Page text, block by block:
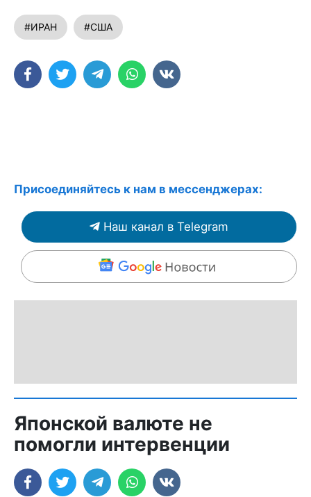
#ИРАН #США
Присоединяйтесь к нам в мессенджерах:
Наш канал в Telegram
Японской валюте не
помогли интервенции